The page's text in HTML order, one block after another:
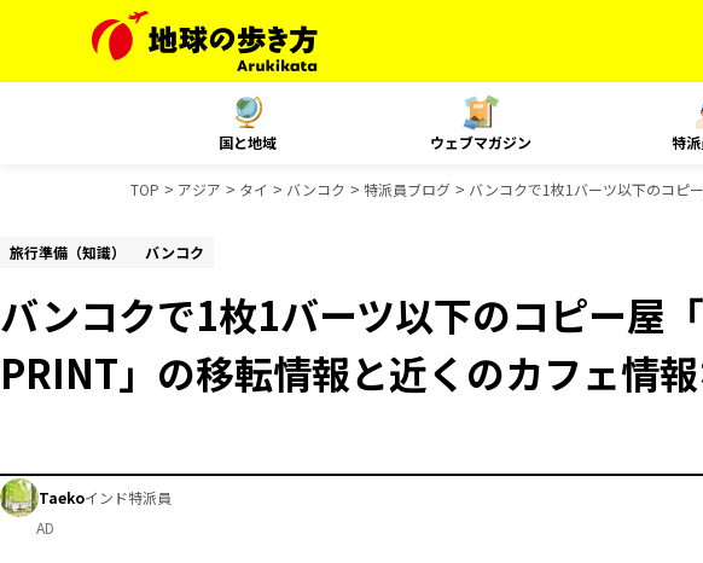
国と地域 ウェブマガジン 特
TOP アジア タイ バンコク 特派員ブログ バンコクで1枚1バーツ以下のコピ
旅行準備（知識） バンコク
バンコクで1枚1バーツ以下のコピー屋
PRINT」の移転情報と近くのカフェ情
Taekoインド特派員
AD